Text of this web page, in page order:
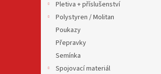
Pletiva + příslušenství
Polystyren / Molitan
Poukazy
Přepravky
Semínka
Spojovací materiál